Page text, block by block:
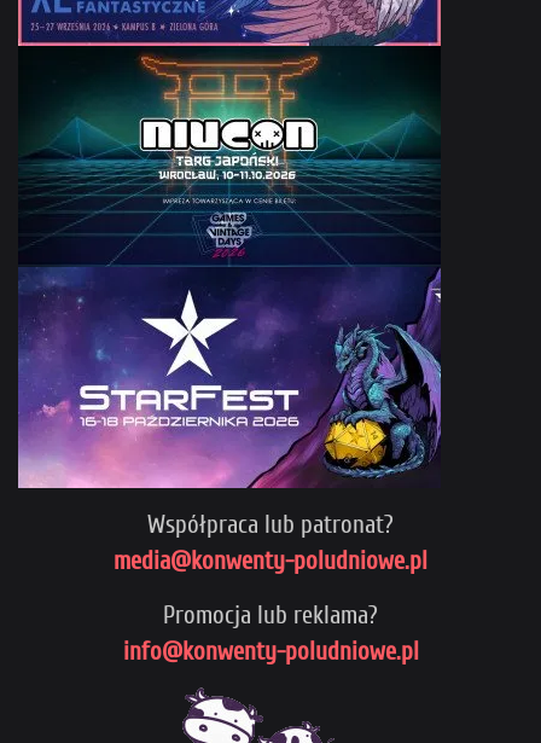
Współpraca lub patronat?
media@konwenty-poludniowe.pl
Promocja lub reklama?
info@konwenty-poludniowe.pl